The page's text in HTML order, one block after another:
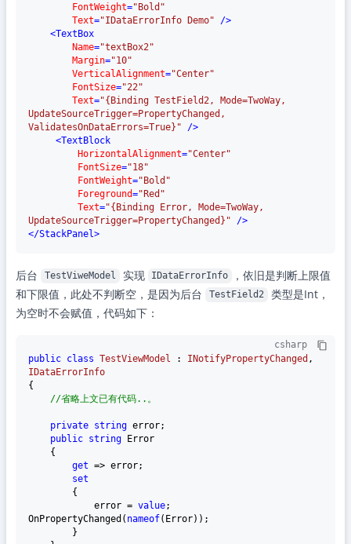
FontWeight="Bold"
Text="IDataErrorInfo Demo" />
<TextBox
Name="textBox2"
Margin="10"
VerticalAlignment="Center"
FontSize="22"
Text="{Binding TestField2, Mode=TwoWay,
UpdateSourceTrigger=PropertyChanged,
ValidatesOnDataErrors=True}" />
<TextBlock
HorizontalAlignment="Center"
FontSize="18"
FontWeight="Bold"
Foreground="Red"
Text="{Binding Error, Mode=TwoWay,
UpdateSourceTrigger=PropertyChanged}" />
</StackPanel>
后台 TestViweModel 实现 IDataErrorInfo
，依旧是判断上限值
和下限值，此处不判断空，是因为后台
TestField2
类型是Int，
为空时不会赋值，代码如下：
csharp
public class TestViewModel : INotifyPropertyChanged
IDataErrorInfo
{
//省略上文已有代码..。
private string error;
public string Error
get => error;
set
            error =
value;
OnPropertyChanged( nameof(Error));